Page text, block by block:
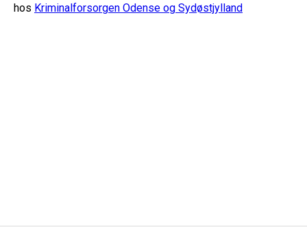
hos Kriminalforsorgen Odense og Sydøstjylland